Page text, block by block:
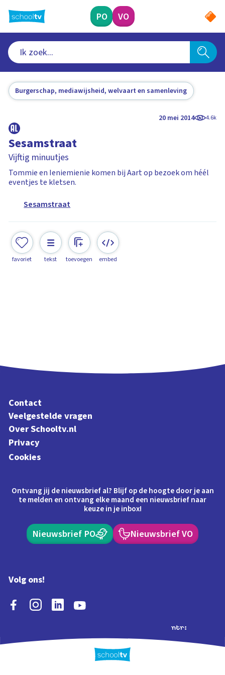
naar
hoofdinhoud
PO VO
Burgerschap, mediawijsheid, welvaart en samenleving
20 mei 2014 4.6k
Sesamstraat
Vijftig minuutjes
Tommie en Ieniemienie komen bij Aart op bezoek om héél
eventjes te kletsen.
Sesamstraat
favoriet tekst toevoegen embed
Contact
Veelgestelde vragen
Over Schooltv.nl
Privacy
Cookies
Ontvang jij de nieuwsbrief al? Blijf op de hoogte door je aan
te melden en ontvang elke maand een nieuwsbrief naar
keuze in je inbox!
Nieuwsbrief PO Nieuwsbrief VO
Volg ons!